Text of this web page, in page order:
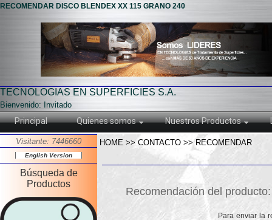
RECOMENDAR DISCO BLENDEX XX 115 GRANO 240
TECNOLOGIAS EN SUPERFICIES S.A.
Bienvenido: Invitado
Principal Quienes somos Nuestros Productos
Visitante: 7446660
English Version
Búsqueda de
Productos
Recomendación del
Para enviar la
HOME >> CONTACTO >> RECOMENDAR